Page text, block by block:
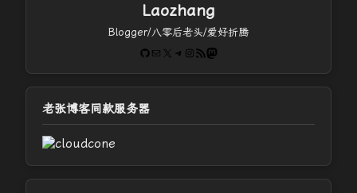
Laozhang
Blogger/八零后老头/爱好折腾
GitHub
电子邮件 X Telegram
Instagram
RSS FeedMastodon
老张博客同款服务器